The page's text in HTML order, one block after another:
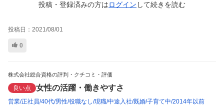
投稿・登録済みの方はログイン して続きを読む
投稿日： 2021/08/01
0
株式会社総合資格の評判・クチコミ・評価
良い点 女性の活躍・働きやすさ
営業 正社員 40代 男性 役職なし 現職 中途入社 既婚 子育て中 2014年以前